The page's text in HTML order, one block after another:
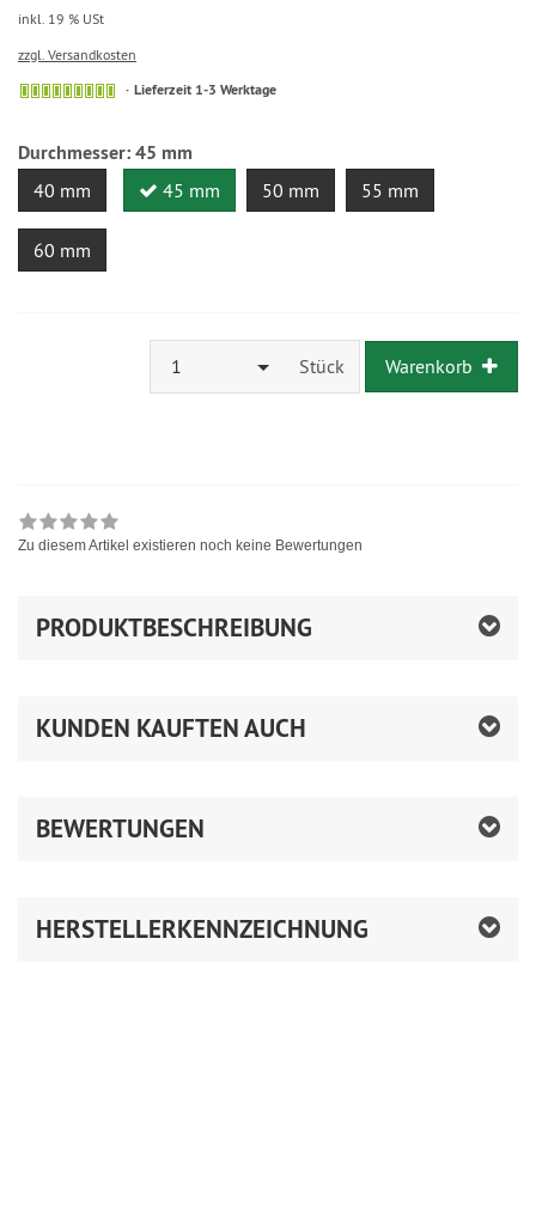
inkl. 19 % USt
zzgl. Versandkosten
Lieferzeit 1-3 Werktage
Durchmesser:45 mm
40 mm 45 mm 50 mm 55 mm
60 mm
1 Stück Warenkorb
Zu diesem Artikel existieren noch keine Bewertungen
PRODUKTBESCHREIBUNG
KUNDEN KAUFTEN AUCH
BEWERTUNGEN
HERSTELLERKENNZEICHNUNG